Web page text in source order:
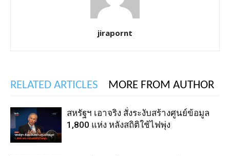
jirapornt
RELATED ARTICLES MORE FROM AUTHOR
สหรัฐฯ เอาจริง สั่งระงับสร้างศูนย์ข้อมูล
1,800 แห่ง หลังสถิติใช้ไฟพุ่ง